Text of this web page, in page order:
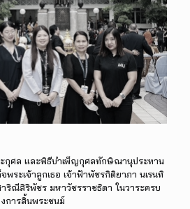
กุศล และพิธีบำเพ็ญกุศลทักษิณานุประทาน
ระเจ้าลูกเธอ เจ้าฟ้าพัชรกิติยาภา นเรนทิ
ริณีสิริพัชร มหาวัชรราชธิดา ในวาระครบ
การสิ้นพระชนม์